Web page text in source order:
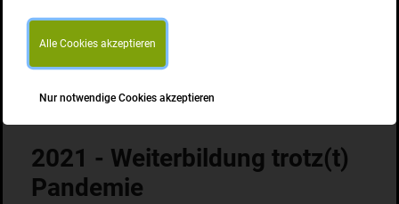
Kurszeit GmbH - Der Kochtopf für gute Kurse
2021 - Weiterbildung trotz(t)
Pandemie
Alle Cookies akzeptieren
Nur notwendige Cookies akzeptieren